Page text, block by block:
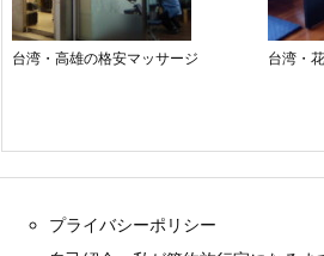
台湾・高雄の格安マッサージ 台湾・
プライバシーポリシー